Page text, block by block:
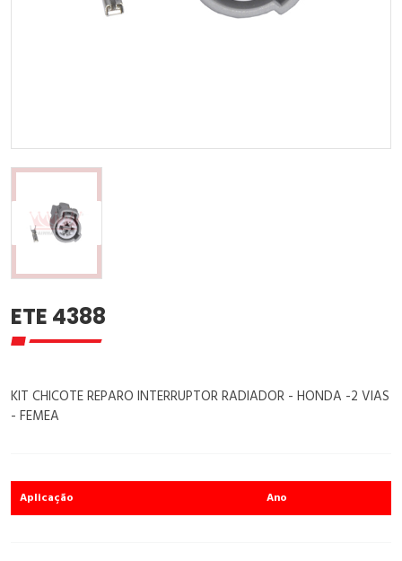
ETE 4388
KIT CHICOTE REPARO INTERRUPTOR RADIADOR - HONDA -2 VIAS
- FEMEA
Aplicação Ano